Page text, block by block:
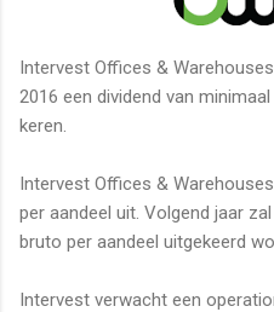
Intervest Offices &
2016 een dividend van
keren.
Intervest Offices & Warehouses
per aandeel uit. Volgend jaar
bruto per aandeel uitgekeerd
Intervest verwacht een